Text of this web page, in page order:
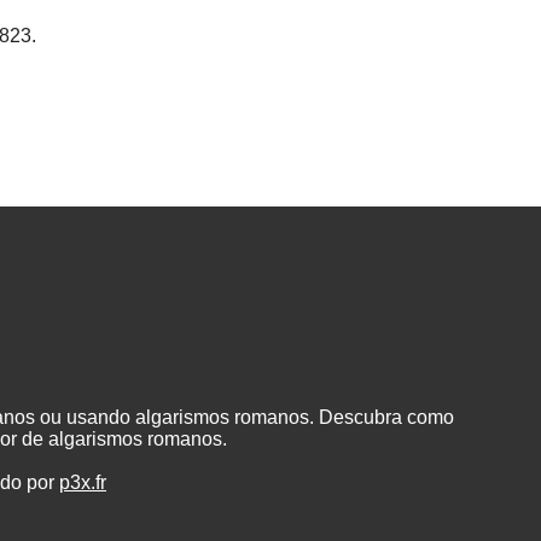
ou usando algarismos romanos. Descubra como
de algarismos romanos.
por p3x.fr